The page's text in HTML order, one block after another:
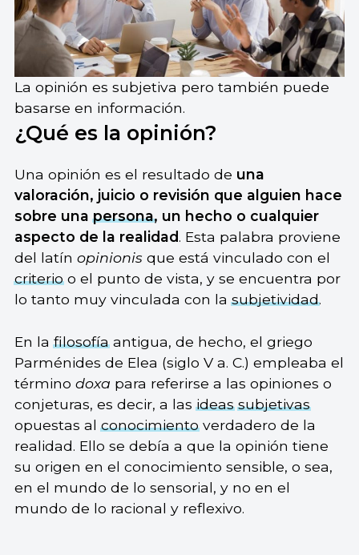
La opinión es subjetiva pero también puede
basarse en información.
¿Qué es la opinión?
Una opinión es el resultado de una
valoración, juicio o revisión que alguien hace
sobre unapersona, un hecho o cualquier
aspecto de la realidad. Esta palabra proviene
del latín opinionis que está vinculado con el
criterioo el punto de vista, y se encuentra por
lo tanto muy vinculada con lasubjetividad.
En lafilosofíaantigua, de hecho, el griego
Parménides de Elea (siglo V a. C.) empleaba el
término doxa para referirse a las opiniones o
conjeturas, es decir, a lasideas subjetivas
opuestas alconocimientoverdadero de la
realidad. Ello se debía a que la opinión tiene
su origen en el conocimiento sensible, o sea,
en el mundo de lo sensorial, y no en el
mundo de lo racional y reflexivo.